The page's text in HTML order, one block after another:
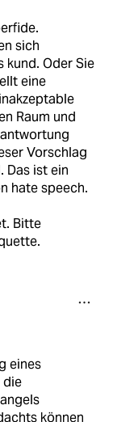
sich
kund. Oder Sie
eine
Raum und
Vorschlag
Das ist ein
hate speech.
Bitte
eines
die
können